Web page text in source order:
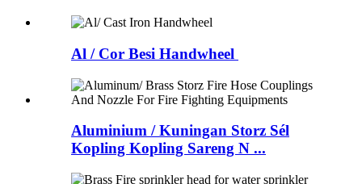
Al / Cor Besi Handwheel
Aluminium / Kuningan Storz Sél
Kopling Kopling Sareng N ...